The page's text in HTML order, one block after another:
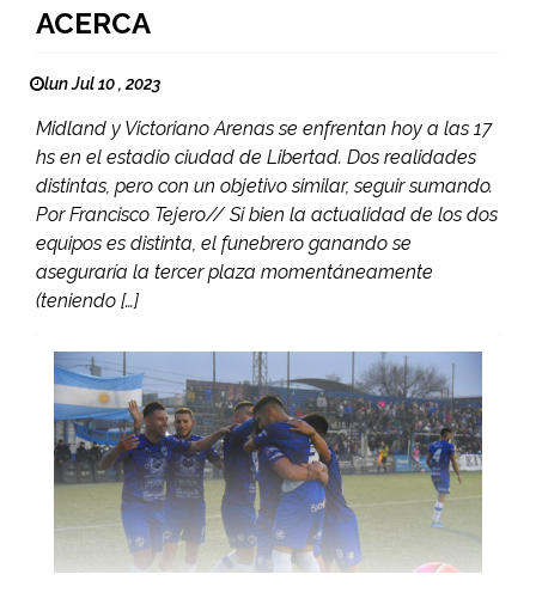
ACERCA
lun Jul 10 , 2023
Midland y Victoriano Arenas se enfrentan hoy a las 17
hs en el estadio ciudad de Libertad. Dos realidades
distintas, pero con un objetivo similar, seguir sumando.
Por Francisco Tejero// Si bien la actualidad de los dos
equipos es distinta, el funebrero ganando se
aseguraría la tercer plaza momentáneamente
(teniendo […]